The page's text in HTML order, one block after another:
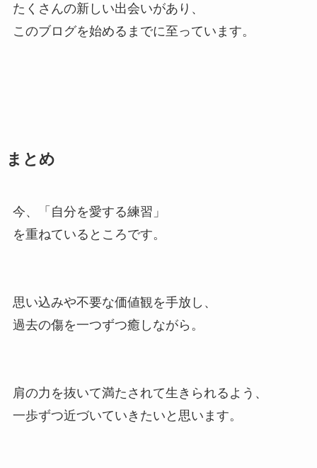
たくさんの新しい出会いがあり、
このブログを始めるまでに至っています。
まとめ
今、「自分を愛する練習」
を重ねているところです。
思い込みや不要な価値観を手放し、
過去の傷を一つずつ癒しながら。
肩の力を抜いて満たされて生きられるよう、
一歩ずつ近づいていきたいと思います。